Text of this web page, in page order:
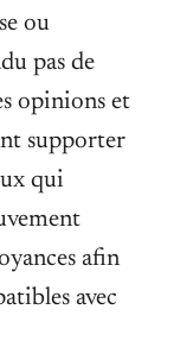
ou
pas de
opinions et
supporter
qui
afin
avec